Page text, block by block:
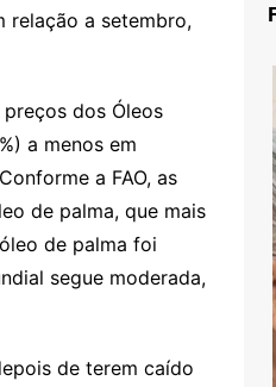
relação a setembro,
dos Óleos
a menos em
a FAO, as
de palma, que mais
de palma foi
segue moderada,
de terem caído